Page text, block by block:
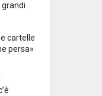
cartelle
persa»